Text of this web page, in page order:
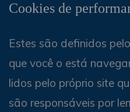
Cookies de
Estes são definidos
que você o está
lidos pelo próprio site
são responsáveis por